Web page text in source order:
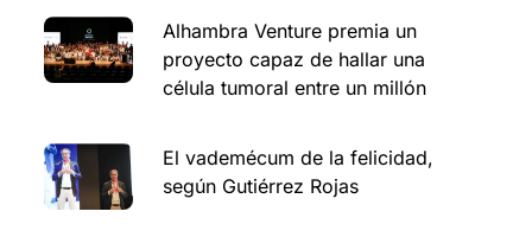
Alhambra Venture premia un
proyecto capaz de hallar una
célula tumoral entre un millón
El vademécum de la felicidad,
según Gutiérrez Rojas